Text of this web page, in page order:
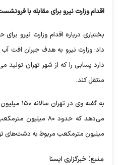
اقدام وزارت نیرو برای مقابله با
بختیاری درباره اقدام وزارت نیرو
داد: وزارت نیرو به هدف جبران افت
دارد پسابی را که از شهر تهران
منتقل کند.
به گفته وی
میلیون مترمکعب مربوط به دشت‌های
منبع: خبرگزاری ایسنا